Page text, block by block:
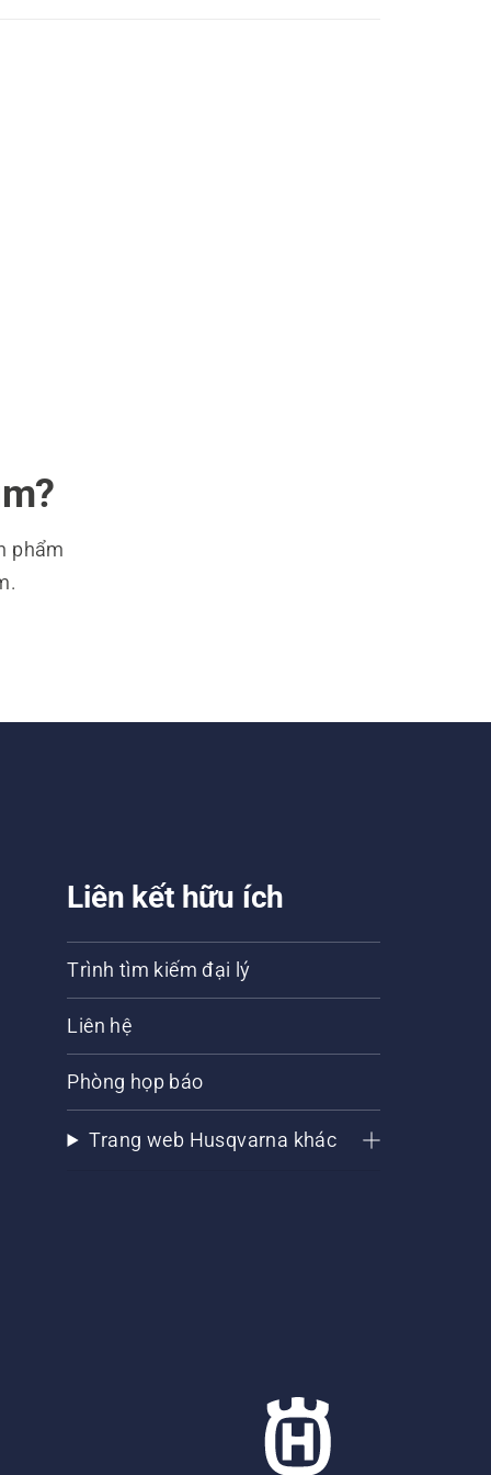
phẩm
Liên kết hữu ích
Trình tìm kiếm đại lý
Liên hệ
Phòng họp báo
Trang web Husqvarna khác